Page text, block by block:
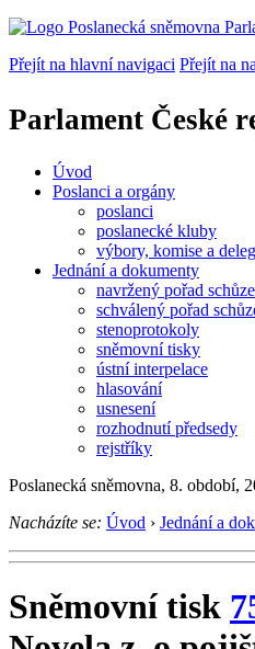
Přejít na hlavní navigaci Přejít na
Parlament České
Úvod
Poslanci a orgány
poslanci
poslanecké kluby
výbory, komise a
Jednání a dokumenty
navržený pořad schůze
schválený pořad
stenoprotokoly
sněmovní tisky
ústní interpelace
hlasování
usnesení
rozhodnutí předsedy
rejstříky
Poslanecká sněmovna, 8. období,
Nacházíte se: Úvod › Jednání a
Sněmovní tisk